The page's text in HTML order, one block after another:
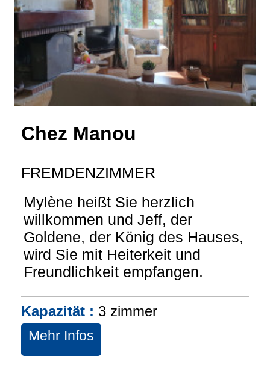
Chez Manou
FREMDENZIMMER
Mylène heißt Sie herzlich
willkommen und Jeff, der
Goldene, der König des Hauses,
wird Sie mit Heiterkeit und
Freundlichkeit empfangen.
Kapazität : 3 zimmer
Mehr Infos